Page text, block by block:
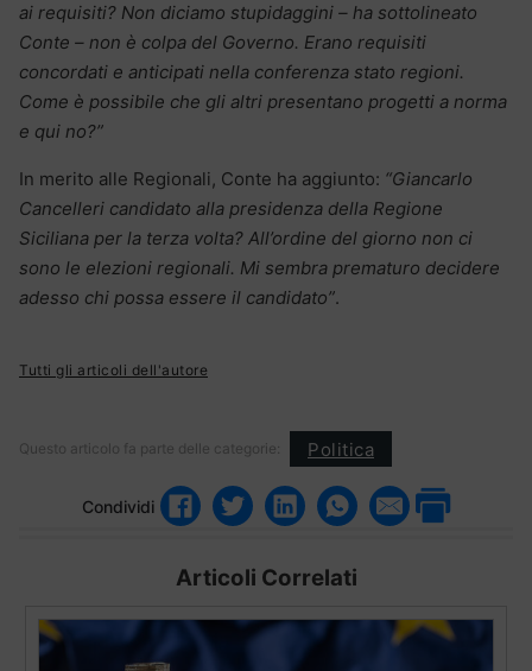
ai requisiti? Non diciamo stupidaggini – ha sottolineato
Conte – non è colpa del Governo. Erano requisiti
concordati e anticipati nella conferenza stato regioni.
Come è possibile che gli altri presentano progetti a norma
e qui no?”
In merito alle Regionali, Conte ha aggiunto: “Giancarlo
Cancelleri candidato alla presidenza della Regione
Siciliana per la terza volta? All’ordine del giorno non ci
sono le elezioni regionali. Mi sembra prematuro decidere
adesso chi possa essere il candidato”.
Tutti gli articoli dell'autore
Questo articolo fa parte delle categorie: Politica
Condividi
Articoli Correlati